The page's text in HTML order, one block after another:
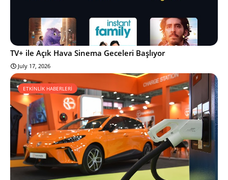
TV+ ile Açık Hava Sinema Geceleri Başlıyor
July 17, 2026
ETKİNLİK HABERLERİ